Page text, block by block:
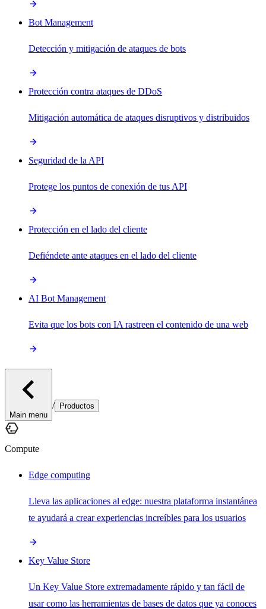
Bot Management
Detección y mitigación de ataques de bots
Protección contra ataques de DDoS
Mitigación automática de ataques disruptivos y distribuidos
Seguridad de la API
Protege los puntos de conexión de tus API
Protección en el lado del cliente
Defiéndete ante ataques en el lado del cliente
AI Bot Management
Evita que los bots con IA rastreen el contenido de una web
Main menu
/ Productos
Compute
Edge computing
Lleva las aplicaciones al edge: nuestra plataforma instantánea
te ayudará a crear experiencias increíbles para los usuarios
Key Value Store
Un Key Value Store extremadamente rápido y tan fácil de
usar como las herramientas de bases de datos que ya conoces